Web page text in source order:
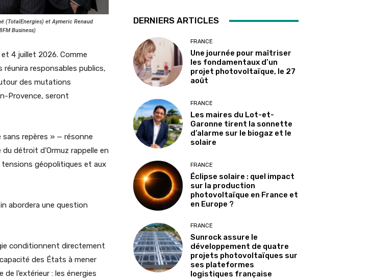
(TotalEnergies) et Aymeric Renaud
Business)
4 juillet 2026. Comme
responsables publics,
des mutations
Provence, seront
repères » — résonne
détroit d’Ormuz rappelle en
géopolitiques et aux
abordera une question
conditionnent directement
des États à mener
l’extérieur : les énergies
DERNIERS ARTICLES
FRANCE
Une journée pour maîtriser
les fondamentaux d’un
projet photovoltaïque, le 27
août
FRANCE
Les maires du Lot-et-
Garonne tirent la sonnette
d’alarme sur le biogaz et le
solaire
FRANCE
Éclipse solaire : quel impact
sur la production
photovoltaïque en France et
en Europe ?
FRANCE
Sunrock assure le
développement de quatre
projets photovoltaïques sur
ses plateformes
logistiques française